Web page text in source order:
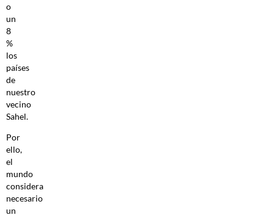
o
un
8
%
los
países
de
nuestro
vecino
Sahel.
Por
ello,
el
mundo
considera
necesario
un